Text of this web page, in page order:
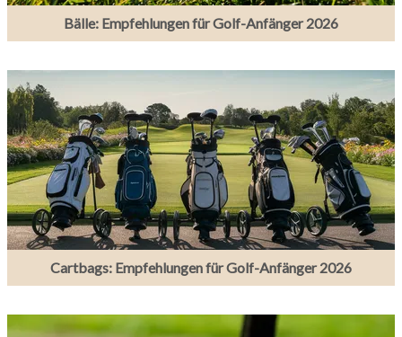
Bälle: Empfehlungen für Golf-Anfänger 2026
Cartbags: Empfehlungen für Golf-Anfänger 2026